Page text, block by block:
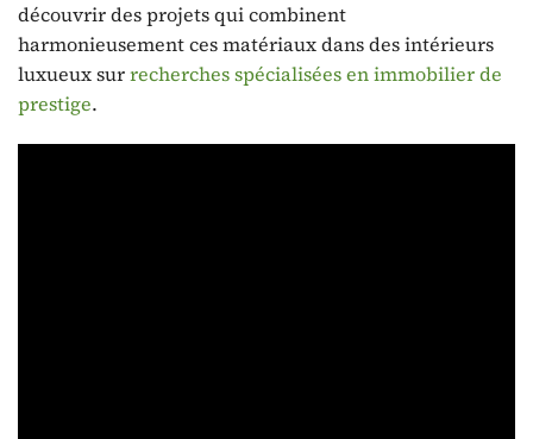
découvrir des projets qui combinent
harmonieusement ces matériaux dans des intérieurs
luxueux surrecherches spécialisées en immobilier de
prestige.